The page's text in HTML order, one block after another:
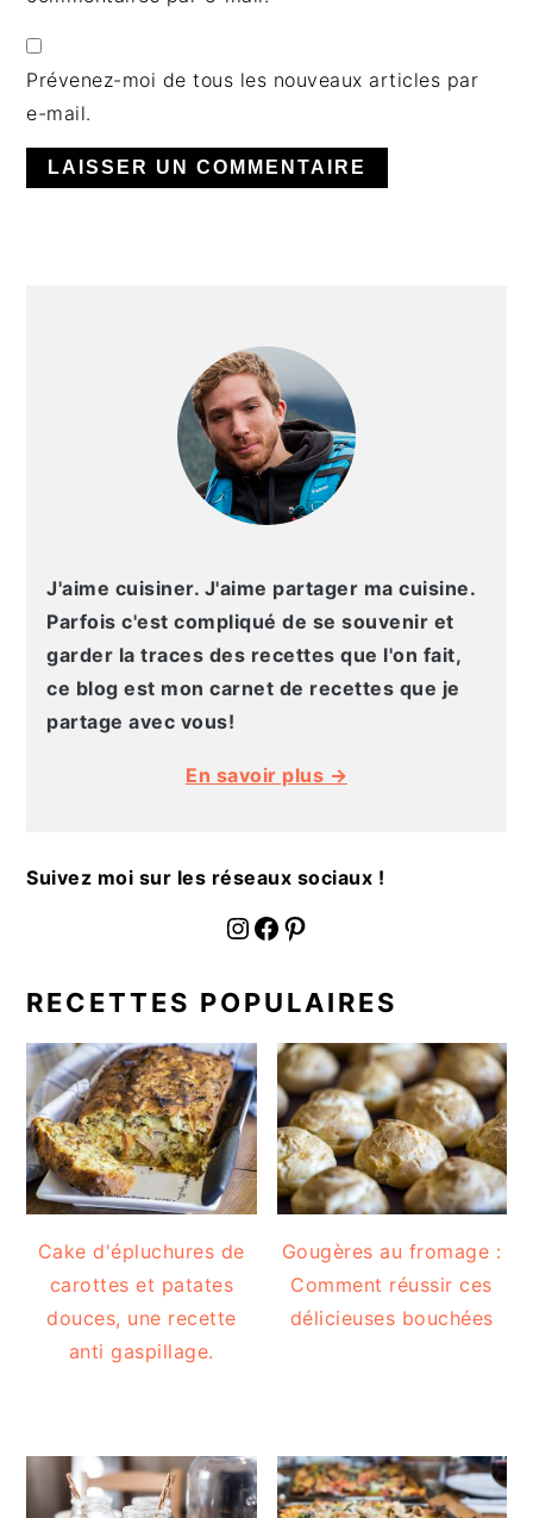
Prévenez-moi de tous les nouveaux articles par
e-mail.
PRINCIPALE
J'aime cuisiner. J'aime partager ma cuisine.
Parfois c'est compliqué de se souvenir et
garder la traces des recettes que l'on fait,
ce blog est mon carnet de recettes que je
partage avec vous!
En savoir plus →
Suivez moi sur les réseaux sociaux !
fournoratio Facebook Pinterest
RECETTES POPULAIRES
Cake d'épluchures de
carottes et patates
douces, une recette
anti gaspillage.
Gougères au fromage :
Comment réussir ces
délicieuses bouchées